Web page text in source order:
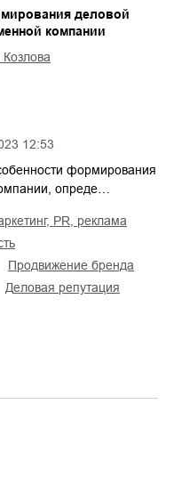
12:53
деловой
компании
формирования
опреде…
PR, реклама
продвижение бренда
деловая репутация